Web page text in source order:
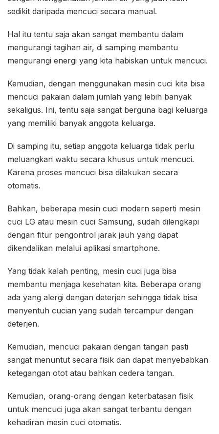
sedikit daripada mencuci secara manual.
Hal itu tentu saja akan sangat membantu dalam
mengurangi tagihan air, di samping membantu
mengurangi energi yang kita habiskan untuk mencuci.
Kemudian, dengan menggunakan mesin cuci kita bisa
mencuci pakaian dalam jumlah yang lebih banyak
sekaligus. Ini, tentu saja sangat berguna bagi keluarga
yang memiliki banyak anggota keluarga.
Di samping itu, setiap anggota keluarga tidak perlu
meluangkan waktu secara khusus untuk mencuci.
Karena proses mencuci bisa dilakukan secara
otomatis.
Bahkan, beberapa mesin cuci modern seperti mesin
cuci LG atau mesin cuci Samsung, sudah dilengkapi
dengan fitur pengontrol jarak jauh yang dapat
dikendalikan melalui aplikasi smartphone.
Yang tidak kalah penting, mesin cuci juga bisa
membantu menjaga kesehatan kita. Beberapa orang
ada yang alergi dengan deterjen sehingga tidak bisa
menyentuh cucian yang sudah tercampur dengan
deterjen.
Kemudian, mencuci pakaian dengan tangan pasti
sangat menuntut secara fisik dan dapat menyebabkan
ketegangan otot atau bahkan cedera tangan.
Kemudian, orang-orang dengan keterbatasan fisik
untuk mencuci juga akan sangat terbantu dengan
kehadiran mesin cuci otomatis.